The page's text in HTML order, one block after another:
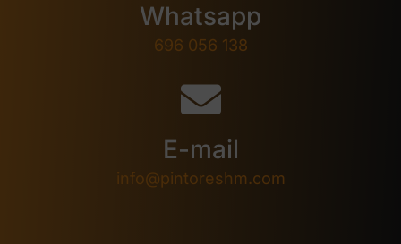
Whatsapp
696 056 138
E-mail
info@pintoreshm.com